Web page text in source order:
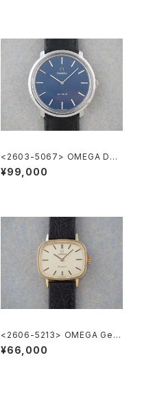
<2603-5067> OMEGA DE-
VILLE
¥99,000
<2606-5213> OMEGA Gen
eve
¥66,000